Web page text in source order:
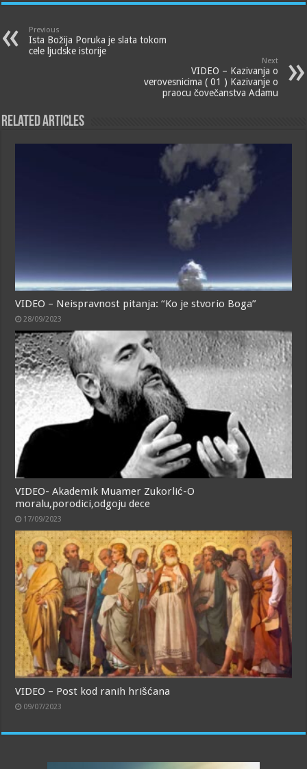
Previous
Ista Božija Poruka je slata tokom
cele ljudske istorije
Next
VIDEO – Kazivanja o
verovesnicima ( 01 ) Kazivanje o
praocu čovečanstva Adamu
Related Articles
VIDEO – Neispravnost pitanja: “Ko je stvorio Boga”
28/09/2023
VIDEO- Akademik Muamer Zukorlić-O
moralu,porodici,odgoju dece
17/09/2023
VIDEO – Post kod ranih hrišćana
09/07/2023